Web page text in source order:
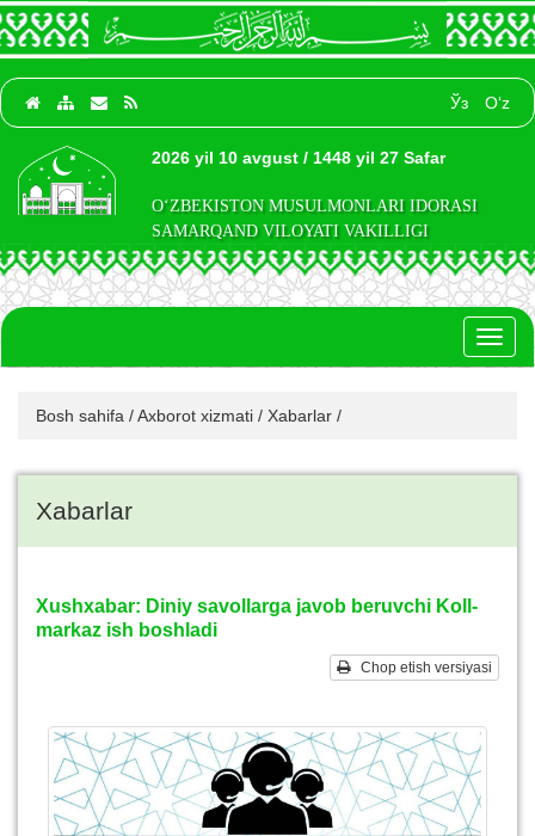
Ўз O‘z
2026 yil 10 avgust / 1448 yil 27 Safar
O‘ZBEKISTON MUSULMONLARI IDORASI
SAMARQAND VILOYATI VAKILLIGI
Bosh sahifa /Axborot xizmati / Xabarlar /
Xabarlar
Xushxabar: Diniy savollarga javob beruvchi Koll-
markaz ish boshladi
Chop etish versiyasi